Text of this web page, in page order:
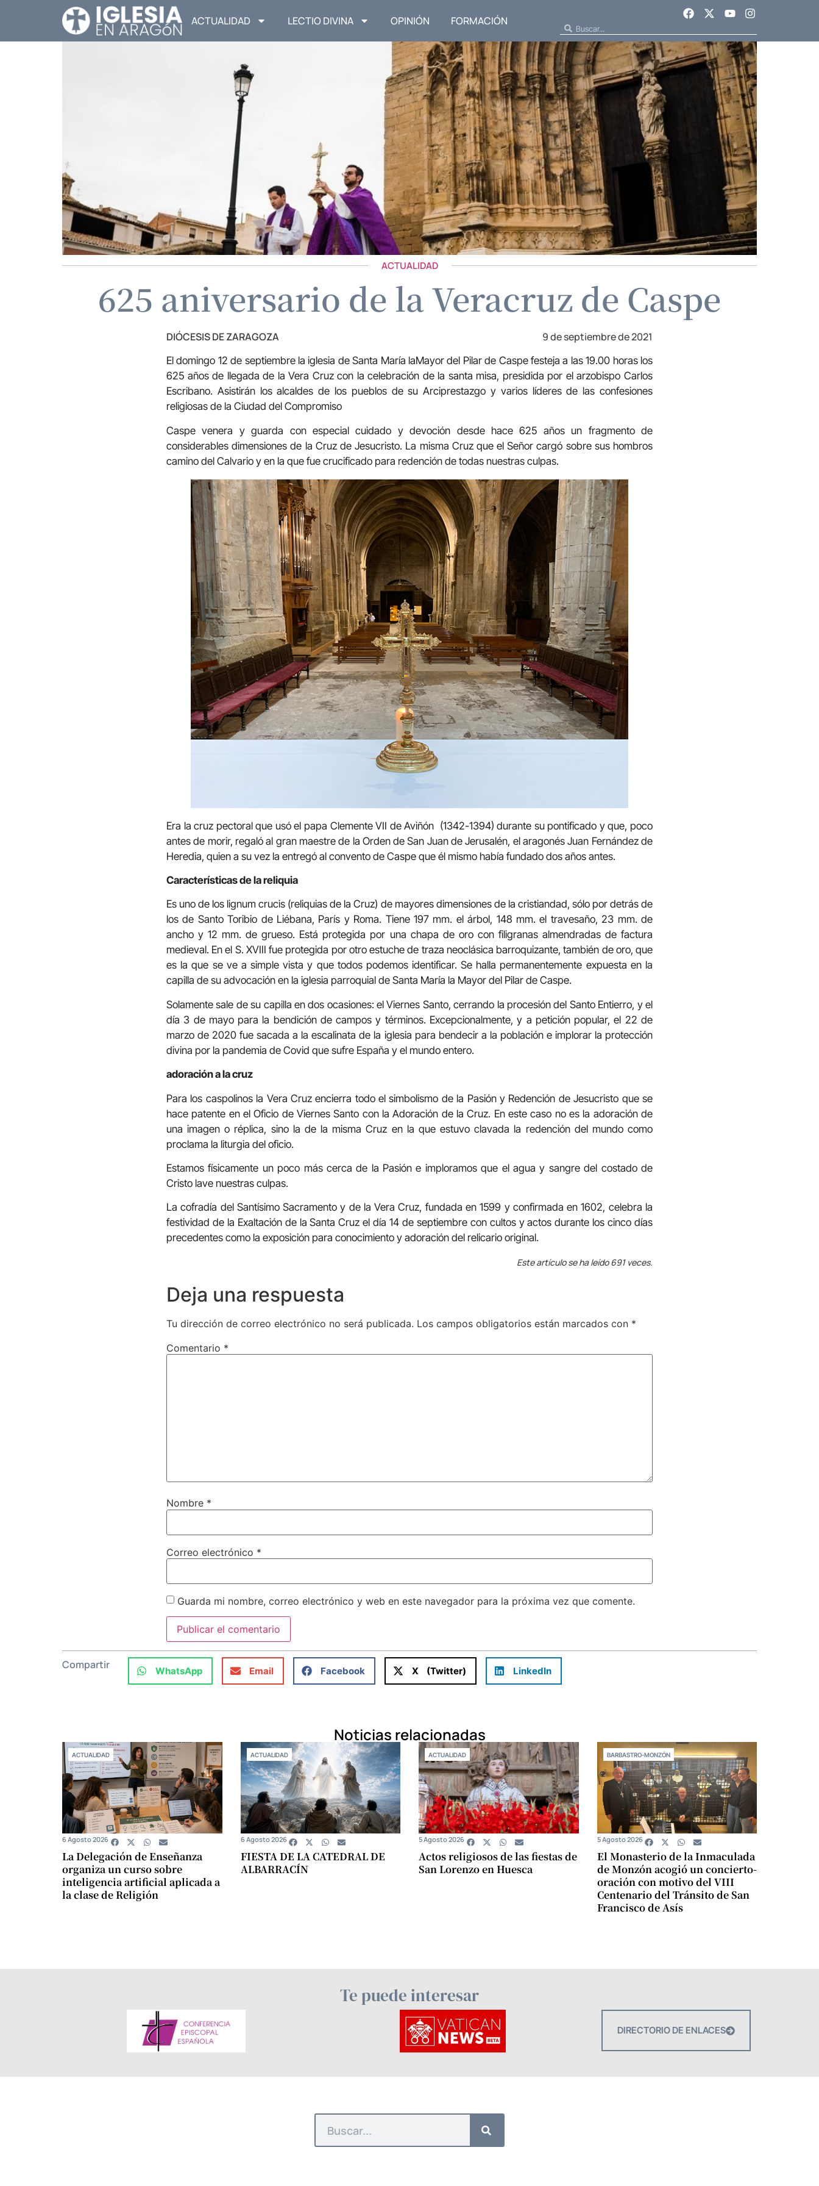
ACTUALIDAD LECTIO DIVINA OPINIÓN FORMACIÓN
ACTUALIDAD
625 aniversario de la Veracruz de Caspe
DIÓCESIS DE ZARAGOZA 9 de septiembre de 2021
El domingo 12 de septiembre la iglesia de Santa María laMayor del Pilar de Caspe festeja a las 19.00 horas los
625 años de llegada de la Vera Cruz con la celebración de la santa misa, presidida por el arzobispo Carlos
Escribano. Asistirán los alcaldes de los pueblos de su Arciprestazgo y varios líderes de las confesiones
religiosas de la Ciudad del Compromiso
Caspe venera y guarda con especial cuidado y devoción desde hace 625 años un fragmento de
considerables dimensiones de la Cruz de Jesucristo. La misma Cruz que el Señor cargó sobre sus hombros
camino del Calvario y en la que fue crucificado para redención de todas nuestras culpas.
Era la cruz pectoral que usó el papa Clemente VII de Aviñón (1342-1394) durante su pontificado y que, poco
antes de morir, regaló al gran maestre de la Orden de San Juan de Jerusalén, el aragonés Juan Fernández de
Heredia, quien a su vez la entregó al convento de Caspe que él mismo había fundado dos años antes.
Características de la reliquia
Es uno de los lignum crucis (reliquias de la Cruz) de mayores dimensiones de la cristiandad, sólo por detrás de
los de Santo Toribio de Liébana, París y Roma. Tiene 197 mm. el árbol, 148 mm. el travesaño, 23 mm. de
ancho y 12 mm. de grueso. Está protegida por una chapa de oro con filigranas almendradas de factura
medieval. En el S. XVIII fue protegida por otro estuche de traza neoclásica barroquizante, también de oro, que
es la que se ve a simple vista y que todos podemos identificar. Se halla permanentemente expuesta en la
capilla de su advocación en la iglesia parroquial de Santa María la Mayor del Pilar de Caspe.
Solamente sale de su capilla en dos ocasiones: el Viernes Santo, cerrando la procesión del Santo Entierro, y el
día 3 de mayo para la bendición de campos y términos. Excepcionalmente, y a petición popular, el 22 de
marzo de 2020 fue sacada a la escalinata de la iglesia para bendecir a la población e implorar la protección
divina por la pandemia de Covid que sufre España y el mundo entero.
adoración a la cruz
Para los caspolinos la Vera Cruz encierra todo el simbolismo de la Pasión y Redención de Jesucristo que se
hace patente en el Oficio de Viernes Santo con la Adoración de la Cruz. En este caso no es la adoración de
una imagen o réplica, sino la de la misma Cruz en la que estuvo clavada la redención del mundo como
proclama la liturgia del oficio.
Estamos físicamente un poco más cerca de la Pasión e imploramos que el agua y sangre del costado de
Cristo lave nuestras culpas.
La cofradía del Santísimo Sacramento y de la Vera Cruz, fundada en 1599 y confirmada en 1602, celebra la
festividad de la Exaltación de la Santa Cruz el día 14 de septiembre con cultos y actos durante los cinco días
precedentes como la exposición para conocimiento y adoración del relicario original.
Este artículo se ha leído 691 veces.
Deja una respuesta
Tu dirección de correo electrónico no será publicada. Los campos obligatorios están marcados con *
Comentario *
Nombre *
Correo electrónico *
Guarda mi nombre, correo electrónico y web en este navegador para la próxima vez que comente.
Compartir WhatsApp Email Facebook X (Twitter) LinkedIn
Noticias relacionadas
ACTUALIDAD
La Delegación de Enseñanza
organiza un curso sobre
inteligencia artificial aplicada a
la clase de Religión
6 Agosto 2026
ACTUALIDAD
FIESTA DE LA CATEDRAL DE
ALBARRACÍN
6 Agosto 2026
ACTUALIDAD
Actos religiosos de las fiestas de
San Lorenzo en Huesca
5 Agosto 2026
BARBASTRO-MONZÓN
El Monasterio de la Inmaculada
de Monzón acogió un concierto-
oración con motivo del VIII
Centenario del Tránsito de San
Francisco de Asís
5 Agosto 2026
Te puede interesar
DIRECTORIO DE ENLACES